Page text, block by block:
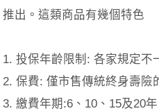
推出。這類商品有幾個特色
1. 投保年齡限制: 各家規定不
2. 保費:僅市售傳統終身壽險
3. 繳費年期:6、10、15及20年